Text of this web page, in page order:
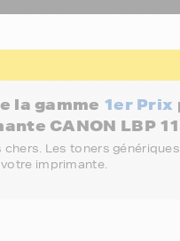
la gamme 1er Prix
CANON LBP
chers. Les toners
imprimante.